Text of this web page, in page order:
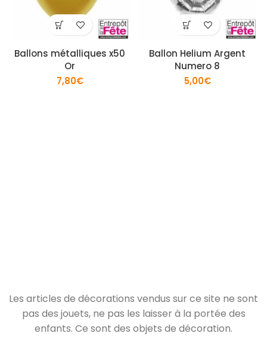
Ballons métalliques x50
Or
7,80€
Ballon Helium Argent
Numero 8
5,00€
Les articles de décorations vendus sur ce site ne sont
pas des jouets, ne pas les laisser à la portée des
enfants. Ce sont des objets de décoration.